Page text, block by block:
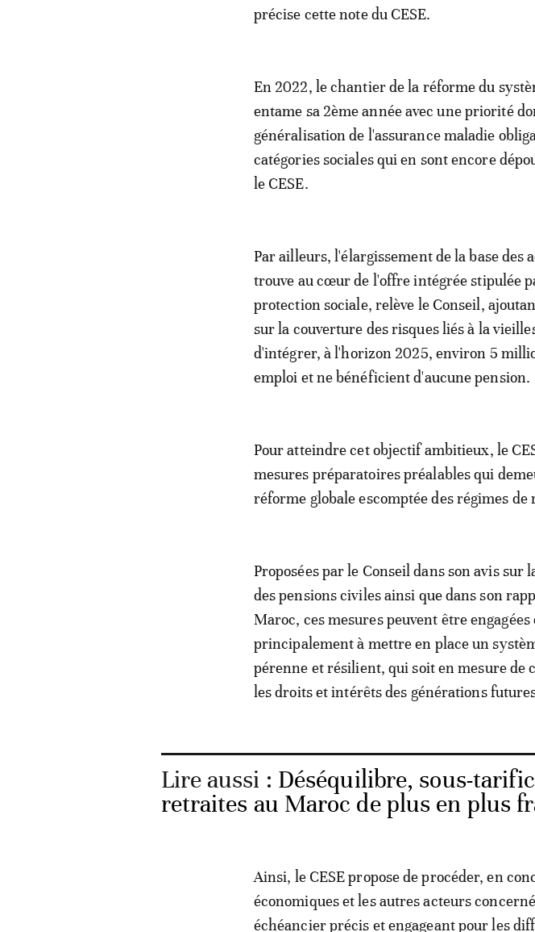
précise cette note du CESE.
En 2022, le chantier de la réforme du
entame sa 2ème année avec une priorité
généralisation de l'assurance maladie
catégories sociales qui en sont encore
le CESE.
Par ailleurs, l'élargissement de la base
trouve au cœur de l'offre intégrée stipulée
protection sociale, relève le Conseil,
sur la couverture des risques liés à la
d'intégrer, à l'horizon 2025, environ 5
emploi et ne bénéficient d'aucune pension.
Pour atteindre cet objectif ambitieux, le
mesures préparatoires préalables qui
réforme globale escomptée des régimes
Proposées par le Conseil dans son avis
des pensions civiles ainsi que dans son
Maroc, ces mesures peuvent être
principalement à mettre en place un
pérenne et résilient, qui soit en mesure de
les droits et intérêts des générations
Lire aussi : Déséquilibre, sous-
retraites au Maroc de plus en plus
Ainsi, le CESE propose de procéder, en
économiques et les autres acteurs
échéancier précis et engageant pour les